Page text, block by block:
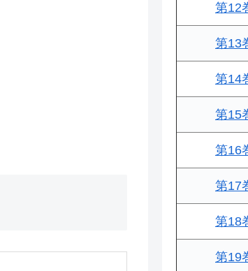
第12
第13
第14
第15
第16
第17
第18
第19